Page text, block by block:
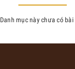
Danh mục này chưa có